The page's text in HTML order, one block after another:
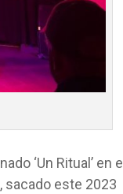
‘Un Ritual’ en el
sacado este 2023